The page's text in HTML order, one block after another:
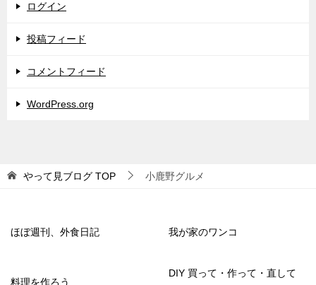
ログイン
投稿フィード
コメントフィード
WordPress.org
やって見ブログ TOP 小鹿野グルメ
ほぼ週刊、外食日記 我が家のワンコ
料理を作ろう
DIY 買って・作って・直して